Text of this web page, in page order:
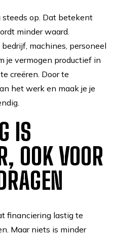
op. Dat betekent
minder waard.
machines, personeel
je vermogen productief in
creëren. Door te
het werk en maak je je
IS
OOK VOOR
financiering lastig te
Maar niets is minder